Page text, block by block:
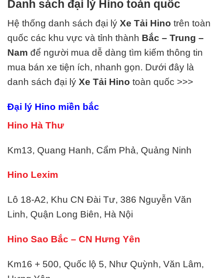
Danh sách đại lý Hino toàn quốc
Hệ thống danh sách đại lý Xe Tải Hino trên toàn
quốc các khu vực và tỉnh thành Bắc – Trung –
Nam để người mua dễ dàng tìm kiếm thông tin
mua bán xe tiện ích, nhanh gọn. Dưới đây là
danh sách đại lý Xe Tải Hino toàn quốc >>>
Đại lý Hino miền bắc
Hino Hà Thư
Km13, Quang Hanh, Cẩm Phả, Quảng Ninh
Hino Lexim
Lô 18-A2, Khu CN Đài Tư, 386 Nguyễn Văn
Linh, Quận Long Biên, Hà Nội
Hino Sao Bắc – CN Hưng Yên
Km16 + 500, Quốc lộ 5, Như Quỳnh, Văn Lâm,